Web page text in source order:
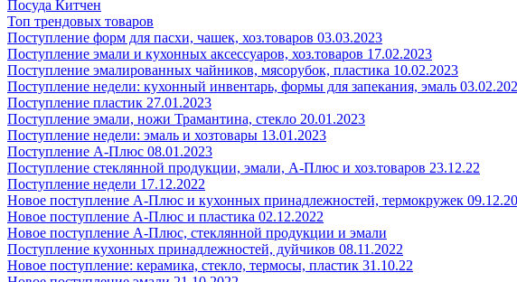
Посуда Китчен
Топ трендовых товаров
Поступление форм для пасхи, чашек, хоз.товаров 03.03.2023
Поступление эмали и кухонных аксессуаров, хоз.товаров 17.02.2023
Поступление эмалированных чайников, мясорубок, пластика 10.02.2023
Поступление недели: кухонный инвентарь, формы для запекания, эмаль
Поступление пластик 27.01.2023
Поступление эмали, ножи Трамантина, стекло 20.01.2023
Поступление недели: эмаль и хозтовары 13.01.2023
Поступление А-Плюс 08.01.2023
Поступление стеклянной продукции, эмали, А-Плюс и хоз.товаров 23.12.22
Поступление недели 17.12.2022
Новое поступление А-Плюс и кухонных принадлежностей, термокружек
Новое поступление А-Плюс и пластика 02.12.2022
Новое поступление А-Плюс, стеклянной продукции и эмали
Поступление кухонных принадлежностей, дуйчиков 08.11.2022
Новое поступление: керамика, стекло, термосы, пластик 31.10.22